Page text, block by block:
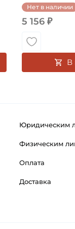
Нет в наличии
5 156 ₽
В
Юридическим
Физическим
Оплата
Доставка